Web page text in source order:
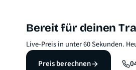
Bereit für deinen
Live-Preis in unter 60 Sekunden.
Preis berechnen